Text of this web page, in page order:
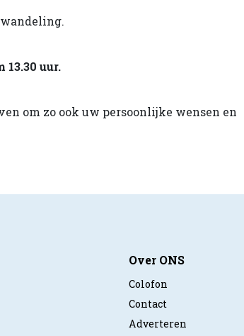
13.30 uur.
om zo ook uw persoonlijke wensen en
Over ONS
Colofon
Contact
Adverteren